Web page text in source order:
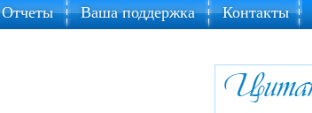
Отчеты Ваша поддержка Контакты